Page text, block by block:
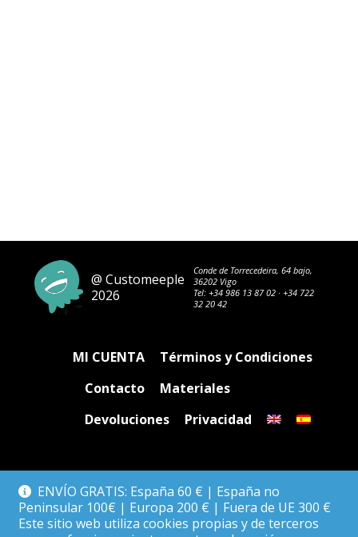
ENVÍO GRATIS: España 60 € | España no
Peninsular 100€ | Europa 200 € | Fuera de UE 300 €
Este sitio web utiliza cookies propias y de terceros
@ Customeeple
2026
Conde de Torrecedeira, 64 bajo,
36202 Vigo
Tel: +34 986 13 87 02· +34 722
32 20 42
MI CUENTA
Términos y Condiciones
Contacto
Materiales
Devoluciones
Privacidad